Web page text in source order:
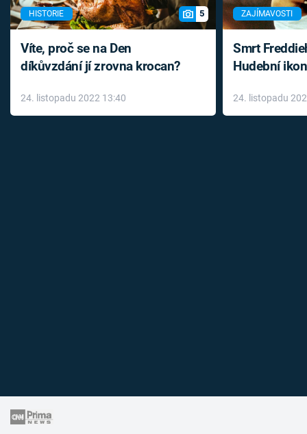
HISTORIE 5
Víte, proč se na Den
díkůvzdání jí zrovna krocan?
24. listopadu 2022 13:40
ZAJÍMAVOSTI
Smrt
Hudební
léky
24. listopadu